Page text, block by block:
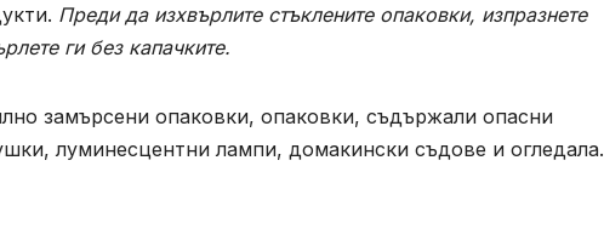
Преди да изхвърлите стъклените опаковки, изпразнете
ги без капачките.
замърсени опаковки, опаковки, съдържали опасни
луминeсцентни лампи, домакински съдове и огледала.